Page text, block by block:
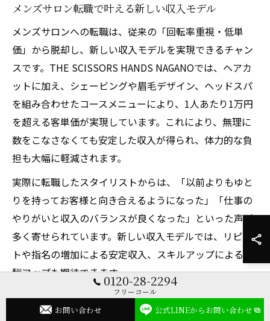
メンズサロン転職で叶える新しい収入モデル
メンズサロンへの転職は、従来の「回転率重視・低単
価」から脱却し、新しい収入モデルを実現できるチャン
スです。THE SCISSORS HANDS NAGANOでは、ヘアカ
ットに加え、シェービングや眉毛デザイン、ヘッドスパ
を組み合わせたコースメニューにより、1人あたり1万円
を超える客単価が実現しています。これにより、無理に
数をこなさなくても安定した収入が得られ、体力的な負
担も大幅に軽減されます。
実際に転職したスタイリストからは、「以前よりもゆと
りを持ってお客様と向き合えるようになった」「仕事の
やりがいと収入のバランスが良くなった」といった声が
多く寄せられています。新しい収入モデルでは、リピー
トや指名の増加による安定収入、スキルアップによる報
酬アップも期待できます。
これからメンズサロンへの転職を検討している方は、単
価アップや働き方の質向上を実現できるサロンを選ぶこ
0120-28-2294
フリーコール
お問い合わせ 公式LINEからお問い合わせ